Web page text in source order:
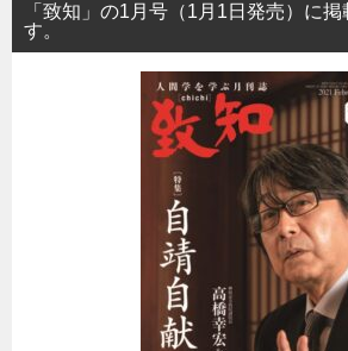
「致知」の1月号（1月1日発売）に掲
す。